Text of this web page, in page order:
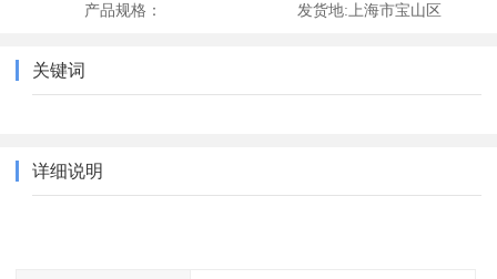
产品规格： 发货地: 上海市宝山区
关键词
详细说明